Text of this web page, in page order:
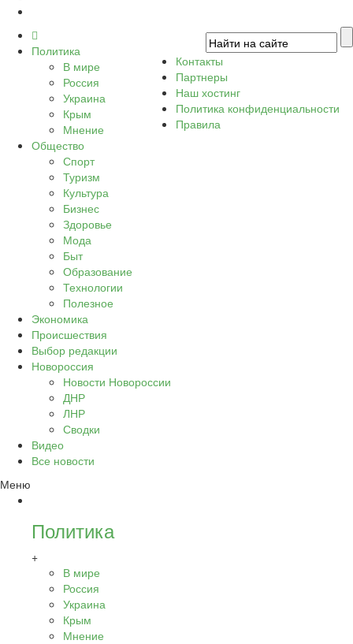
Политика
В мире
Россия
Украина
Крым
Мнение
Общество
Спорт
Туризм
Культура
Бизнес
Здоровье
Мода
Быт
Образование
Технологии
Полезное
Экономика
Происшествия
Выбор редакции
Новороссия
Новости Новороссии
ДНР
ЛНР
Сводки
Видео
Все новости
Меню
Политика
+
В мире
Россия
Украина
Крым
Мнение
Контакты
Партнеры
Наш хостинг
Политика конфиденциальности
Правила